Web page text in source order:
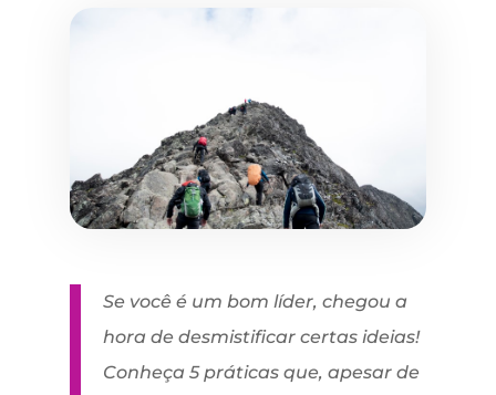
Se você é um bom líder, chegou a
hora de desmistificar certas ideias!
Conheça 5 práticas que, apesar de